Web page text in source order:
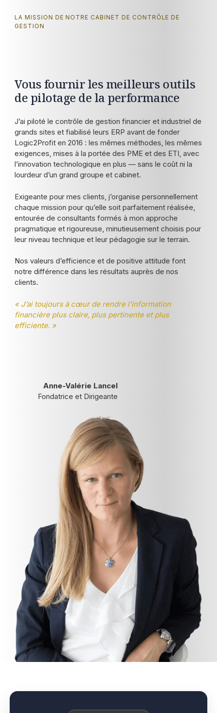
LA MISSION DE NOTRE CABINET DE CONTRÔLE DE
GESTION
Vous fournir les meilleurs outils
de pilotage de la performance
J’ai piloté le contrôle de gestion financier et industriel de
grands sites et fiabilisé leurs ERP avant de fonder
Logic2Profit en 2016 : les mêmes méthodes, les mêmes
exigences, mises à la portée des PME et des ETI, avec
l’innovation technologique en plus — sans le coût ni la
lourdeur d’un grand groupe et cabinet.
Exigeante pour mes clients, j’organise personnellement
chaque mission pour qu’elle soit parfaitement réalisée,
entourée de consultants formés à mon approche
pragmatique et rigoureuse, minutieusement choisis pour
leur niveau technique et leur pédagogie sur le terrain.
Nos valeurs d’efficience et de positive attitude font
notre différence dans les résultats auprès de nos
clients.
« J’ai toujours à cœur de rendre l’information
financière plus claire, plus pertinente et plus
efficiente. »
Anne-Valérie Lancel
Fondatrice et Dirigeante